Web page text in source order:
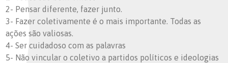
2- Pensar diferente, fazer junto.
3- Fazer coletivamente é o mais importante. Todas as
ações são valiosas.
4- Ser cuidadoso com as palavras
5- Não vincular o coletivo a partidos políticos e ideologias